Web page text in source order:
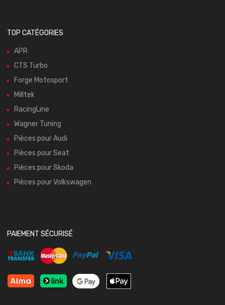
TOP CATÉGORIES
APR
CTS Turbo
Forge Motosport
Milltek
RacingLine
Wagner Tuning
Pièces pour Audi
Pièces pour Seat
Pièces pour Skoda
Pièces pour Volkswagen
PAIEMENT SÉCURISÉ